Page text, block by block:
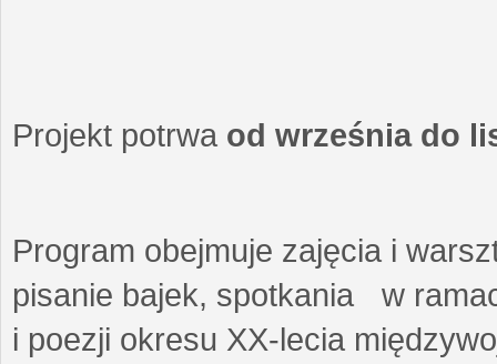
Projekt potrwa od września do
Program obejmuje zajęcia i
pisanie bajek, spotkania w
i poezji okresu XX-lecia